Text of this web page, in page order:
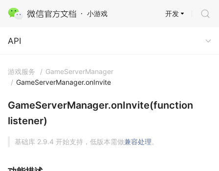
小游戏
API
开发
API
游戏服务 / GameServerManager
/ GameServerManager.onInvite
GameServerManager.onInvite(function
listener)
基础库 2.9.4 开始支持，低版本需做兼容处理。